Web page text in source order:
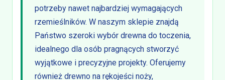
potrzeby nawet najbardziej wymagających
rzemieślników. W naszym sklepie znajdą
Państwo szeroki wybór drewna do toczenia,
idealnego dla osób pragnących stworzyć
wyjątkowe i precyzyjne projekty. Oferujemy
również drewno na rękojeści noży,